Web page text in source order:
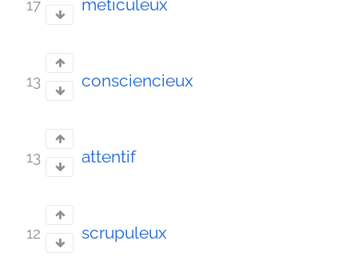
17 méticuleux
13 consciencieux
13 attentif
12 scrupuleux